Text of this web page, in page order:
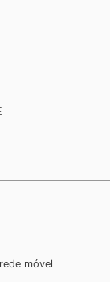
móvel